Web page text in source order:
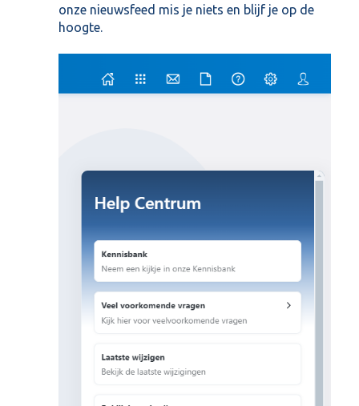
onze nieuwsfeed mis je niets en blijf je op de
hoogte.